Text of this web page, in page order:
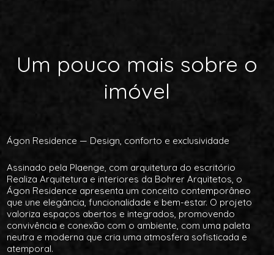
Um pouco mais sobre o
imóvel
Ágon Residence — Design, conforto e exclusividade
Assinado pela Plaenge, com arquitetura do escritório
Realiza Arquitetura e interiores da Bohrer Arquitetos, o
Ágon Residence apresenta um conceito contemporâneo
que une elegância, funcionalidade e bem-estar. O projeto
valoriza espaços abertos e integrados, promovendo
convivência e conexão com o ambiente, com uma paleta
neutra e moderna que cria uma atmosfera sofisticada e
atemporal.